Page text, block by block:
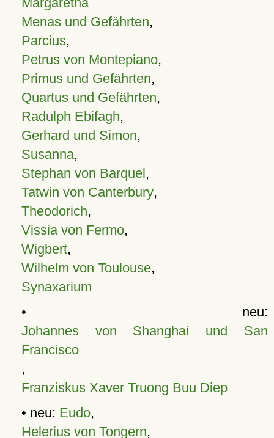
Menas und Gefährten,
Parcius,
Petrus von Montepiano,
Primus und Gefährten,
Quartus und Gefährten,
Radulph Ebifagh,
Gerhard und Simon,
Susanna,
Stephan von Barquel,
Tatwin von Canterbury,
Theodorich,
Vissia von Fermo,
Wigbert,
Wilhelm von Toulouse,
Synaxarium
• neu:
Johannes von Shanghai und San
Francisco
,
Franziskus Xaver Truong Buu Diep
• neu: Eudo,
Helerius von Tongern,